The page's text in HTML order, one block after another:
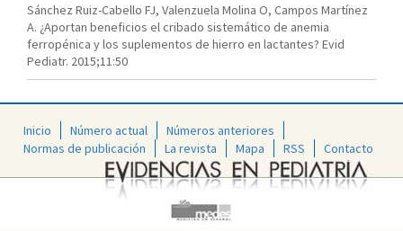
Sánchez Ruiz-Cabello FJ, Valenzuela Molina O, Campos Martínez
A. ¿Aportan beneficios el cribado sistemático de anemia
ferropénica y los suplementos de hierro en lactantes? Evid
Pediatr. 2015;11:50
Inicio Número actual
Números anteriores
Normas de publicación
La revista Mapa RSS Contacto